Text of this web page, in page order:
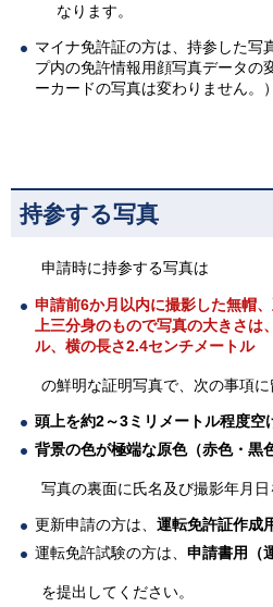
なります。
マイナ免許証の方は、持参した写
プ内の免許情報用顔写真データの
ーカードの写真は変わりません。）
持参する写真
申請時に持参する写真は
申請前6か月以内に撮影した無帽
上三分身のもので写真の大きさ
ル、横の長さ2.4センチメートル
の鮮明な証明写真で、次の事項に
頭上を約2～3ミリメートル程度空
背景の色が極端な原色（赤色・黒
写真の裏面に氏名及び撮影年月日
更新申請の方は、 運転免許証作成
運転免許試験の方は、 申請書用（
を提出してください。